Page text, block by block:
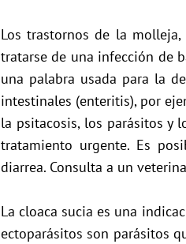
Los trastornos de la
tratarse de una infección de
una palabra usada para la
intestinales (enteritis), por
la psitacosis, los parásitos y
tratamiento urgente. Es
diarrea. Consulta a un
La cloaca sucia es una
ectoparásitos son parásitos